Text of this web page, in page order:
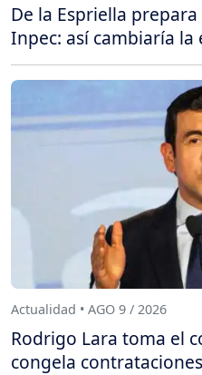
De la Espriella
Inpec: así cambiaría la
Actualidad • AGO 9 / 2026
Rodrigo Lara toma el
congela contrataciones